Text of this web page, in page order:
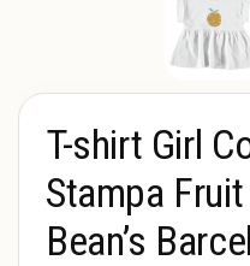
T-shirt Girl
Stampa
Bean’s